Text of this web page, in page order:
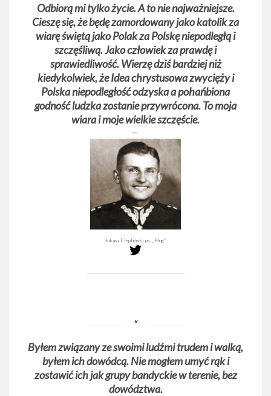
Odbiorą mi tylko życie. A to nie najważniejsze.
Cieszę się, że będę zamordowany jako katolik za
wiarę świętą jako Polak za Polskę niepodległą i
szczęśliwą. Jako człowiek za prawdę i
sprawiedliwość. Wierzę dziś bardziej niż
kiedykolwiek, że Idea chrystusowa zwycięży i
Polska niepodległość odzyska a pohańbiona
godność ludzka zostanie przywrócona. To moja
wiara i moje wielkie szczęście.
Łukasz Ciepliński ps. „Pług”
Byłem związany ze swoimi ludźmi trudem i walką,
byłem ich dowódcą. Nie mogłem umyć rąk i
zostawić ich jak grupy bandyckie w terenie, bez
dowództwa.